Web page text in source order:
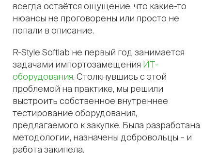
всегда остаётся ощущение, что какие-то
нюансы не проговорены или просто не
попали в описание.
R-Style Softlab не первый год занимается
задачами импортозамещения ИТ-
оборудования. Столкнувшись с этой
проблемой на практике, мы решили
выстроить собственное внутреннее
тестирование оборудования,
предлагаемого к закупке. Была разработана
методологии, назначены добровольцы – и
работа закипела.